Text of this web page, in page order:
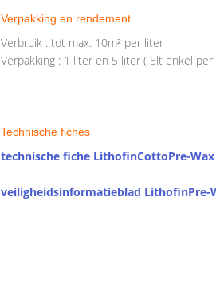
Verpakking en rendement
Verbruik : tot max. 10m² per liter
Verpakking : 1 liter en 5 liter ( 5lt enkel
Technische fiches
technische fiche LithofinCottoPre-Wax
veiligheidsinformatieblad LithofinPre-